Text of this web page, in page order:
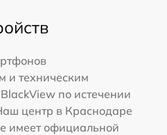
и техническим
по истечении
центр в Краснодаре
имеет официальной